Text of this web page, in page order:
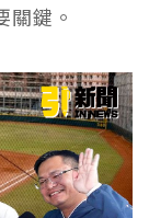
鍵。